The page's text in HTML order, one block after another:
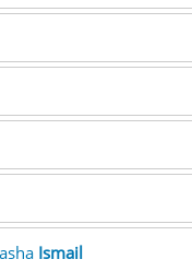
Ismail